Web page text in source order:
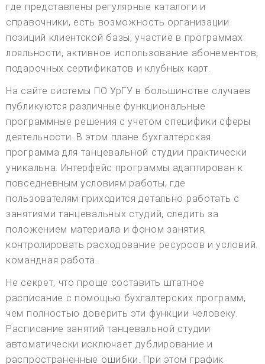
где представлены регулярные каталоги и
справочники, есть возможность организации
позиций клиентской базы, участие в программах
лояльности, активное использование абонементов,
подарочных сертификатов и клубных карт.
На сайте системы ПО УрГУ в большинстве случаев
публикуются различные функциональные
программные решения с учетом специфики сферы
деятельности. В этом плане бухгалтерская
программа для танцевальной студии практически
уникальна. Интерфейс программы адаптирован к
повседневным условиям работы, где
пользователям приходится детально работать с
занятиями танцевальных студий, следить за
положением материала и фоном занятия,
контролировать расходование ресурсов и условий.
командная работа.
Не секрет, что проще составить штатное
расписание с помощью бухгалтерских программ,
чем полностью доверить эти функции человеку.
Расписание занятий танцевальной студии
автоматически исключает дублирование и
распространенные ошибки. При этом график